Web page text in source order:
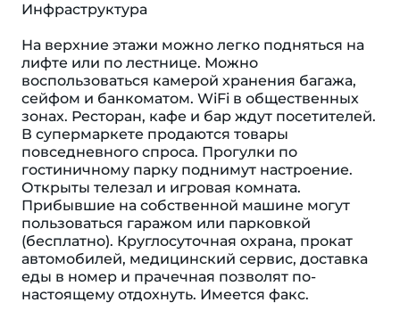
Инфраструктура
На верхние этажи можно легко подняться на
лифте или по лестнице. Можно
воспользоваться камерой хранения багажа,
сейфом и банкоматом. WiFi в общественных
зонах. Ресторан, кафе и бар ждут посетителей.
В супермаркете продаются товары
повседневного спроса. Прогулки по
гостиничному парку поднимут настроение.
Открыты телезал и игровая комната.
Прибывшие на собственной машине могут
пользоваться гаражом или парковкой
(бесплатно). Круглосуточная охрана, прокат
автомобилей, медицинский сервис, доставка
еды в номер и прачечная позволят по-
настоящему отдохнуть. Имеется факс.